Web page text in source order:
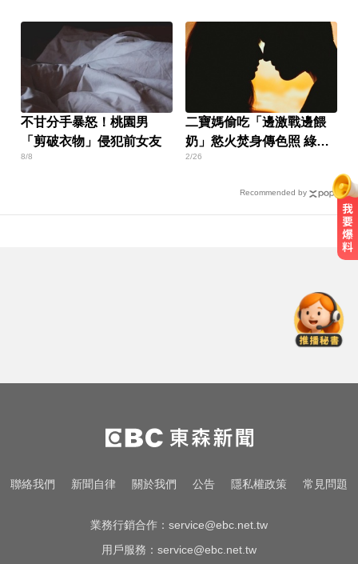
不甘分手暴怒！桃園男
「剪破衣物」侵犯前女友
8/8
二寶媽偷吃「邊激戰邊餵
奶」慾火焚身傳色照 綠帽
尪崩潰
2/26
Recommended by
涉製毒、跨國販毒！埃及女星被判
中颱白海豚暴風圈逼近！7地區達停
聯絡我們 新聞自律 關於我們 公告 隱私權政策 常見問題
業務行銷合作： service@ebc.net.tw
用戶服務： service@ebc.net.tw